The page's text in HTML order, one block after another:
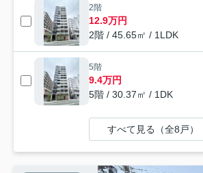
2階
12.9万円
2階 / 45.65㎡ / 1LDK
5階
9.4万円
5階 / 30.37㎡ / 1DK
すべて見る（全8戸）